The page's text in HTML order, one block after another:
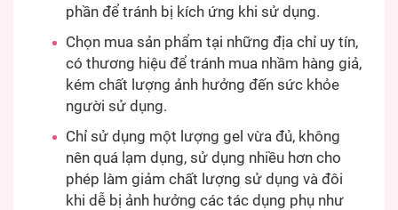
phần để tránh bị kích ứng khi sử dụng.
Chọn mua sản phẩm tại những địa chỉ uy tín,
có thương hiệu để tránh mua nhầm hàng giả,
kém chất lượng ảnh hưởng đến sức khỏe
người sử dụng.
Chỉ sử dụng một lượng gel vừa đủ, không
nên quá lạm dụng, sử dụng nhiều hơn cho
phép làm giảm chất lượng sử dụng và đôi
khi dễ bị ảnh hưởng các tác dụng phụ như